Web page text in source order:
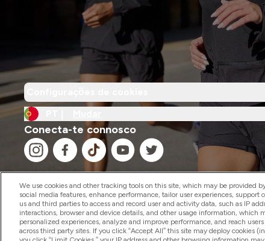
Conecta-te connosco
2026 The Hut.com Ltd
We use cookies and other tracking tools on this site, which may be provided
social media features, enhance performance, tailor user experiences,
us and third parties to access and record user and activity data, such as IP
interactions, browser and device details, and other usage information, which
personalized experiences, analyze and improve performance, and reach
across third party sites. If you click “Accept All” this site may deploy cookies